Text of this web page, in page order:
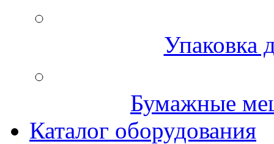
Упаковка
Бумажные
Каталог оборудования